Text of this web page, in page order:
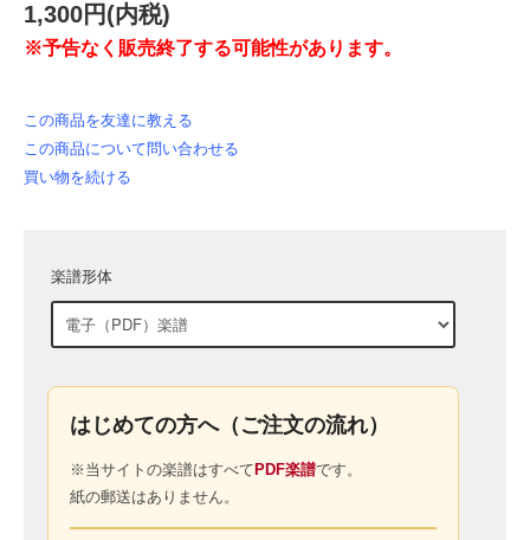
1,300円(内税)
※予告なく販売終了する可能性があります。
この商品を友達に教える
この商品について問い合わせる
買い物を続ける
楽譜形体
はじめての方へ（ご注文の流れ）
※当サイトの楽譜はすべて PDF楽譜です。
紙の郵送はありません。